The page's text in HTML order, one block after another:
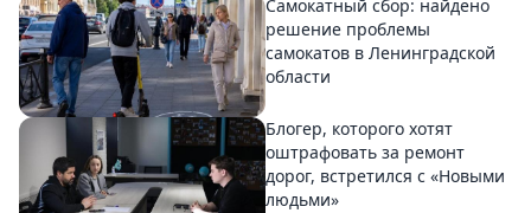
Самокатный сбор: найдено
решение проблемы
самокатов в Ленинградской
области
Блогер, которого хотят
оштрафовать за ремонт
дорог, встретился с «Новыми
людьми»